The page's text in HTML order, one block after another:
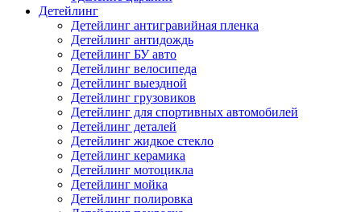
Детейлинг
Детейлинг антигравийная пленка
Детейлинг антидождь
Детейлинг БУ авто
Детейлинг велосипеда
Детейлинг выездной
Детейлинг грузовиков
Детейлинг для спортивных автомобилей
Детейлинг деталей
Детейлинг жидкое стекло
Детейлинг керамика
Детейлинг мотоцикла
Детейлинг мойка
Детейлинг полировка